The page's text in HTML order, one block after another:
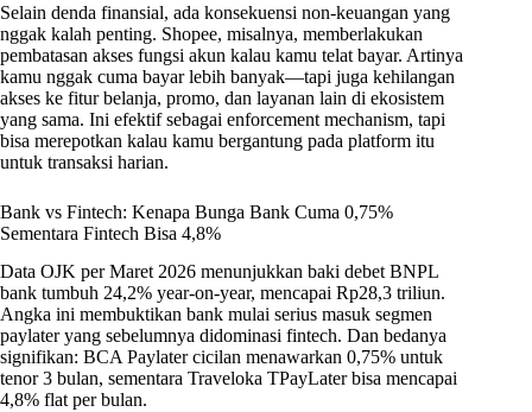
Selain denda finansial, ada konsekuensi non-keuangan yang
nggak kalah penting. Shopee, misalnya, memberlakukan
pembatasan akses fungsi akun kalau kamu telat bayar. Artinya
kamu nggak cuma bayar lebih banyak—tapi juga kehilangan
akses ke fitur belanja, promo, dan layanan lain di ekosistem
yang sama. Ini efektif sebagai enforcement mechanism, tapi
bisa merepotkan kalau kamu bergantung pada platform itu
untuk transaksi harian.
Bank vs Fintech: Kenapa Bunga Bank Cuma 0,75%
Sementara Fintech Bisa 4,8%
Data OJK per Maret 2026 menunjukkan baki debet BNPL
bank tumbuh 24,2% year-on-year, mencapai Rp28,3 triliun.
Angka ini membuktikan bank mulai serius masuk segmen
paylater yang sebelumnya didominasi fintech. Dan bedanya
signifikan: BCA Paylater cicilan menawarkan 0,75% untuk
tenor 3 bulan, sementara Traveloka TPayLater bisa mencapai
4,8% flat per bulan.